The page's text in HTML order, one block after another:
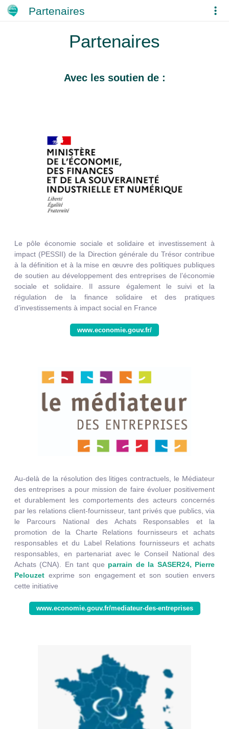
Partenaires
Partenaires
Avec les soutien de :
Le pôle économie sociale et solidaire et investissement à
impact (PESSII) de la Direction générale du Trésor contribue
à la définition et à la mise en œuvre des politiques publiques
de soutien au développement des entreprises de l’économie
sociale et solidaire. Il assure également le suivi et la
régulation de la finance solidaire et des pratiques
d’investissements à impact social en France
www.economie.gouv.fr/
Au-delà de la résolution des litiges contractuels, le Médiateur
des entreprises a pour mission de faire évoluer positivement
et durablement les comportements des acteurs concernés
par les relations client-fournisseur, tant privés que publics, via
le Parcours National des Achats Responsables et la
promotion de la Charte Relations fournisseurs et achats
responsables et du Label Relations fournisseurs et achats
responsables, en partenariat avec le Conseil National des
Achats (CNA).
En tant que parrain de la SASER24, Pierre
Pelouzet exprime son engagement et son soutien envers
cette initiative
www.economie.gouv.fr/mediateur-des-entreprises